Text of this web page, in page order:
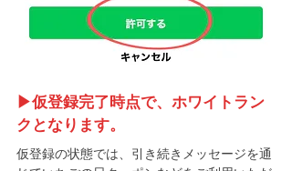
▶︎仮登録完了時点で、ホワイトラン
クとなります。
仮登録の状態では、引き続きメッセージを通